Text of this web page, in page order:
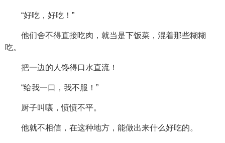
“好吃，好吃！”
他们舍不得直接吃肉，就当是下饭菜，混着那些糊糊
吃。
把一边的人馋得口水直流！
“给我一口，我不服！”
厨子叫嚷，愤愤不平。
他就不相信，在这种地方，能做出来什么好吃的。